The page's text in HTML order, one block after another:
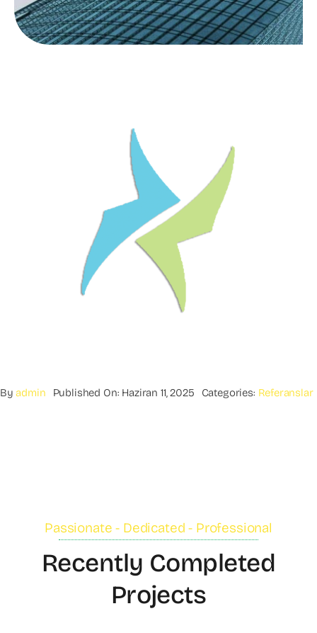
Byadmin Published On: Haziran 11, 2025 Categories: Referanslar
Passionate - Dedicated - Professional
Recently Completed
Projects